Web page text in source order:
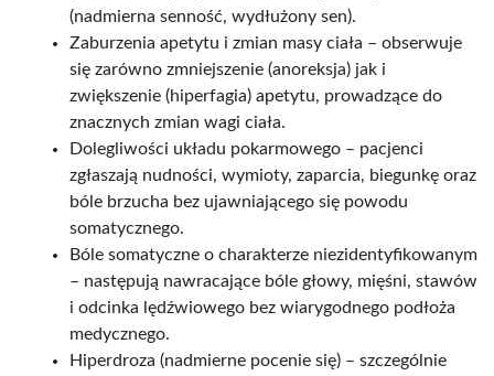
(nadmierna senność, wydłużony sen).​
Zaburzenia apetytu i zmian masy ciała – obserwuje
się zarówno zmniejszenie (anoreksja) jak i
zwiększenie (hiperfagia) apetytu, prowadzące do
znacznych zmian wagi ciała.​
Dolegliwości układu pokarmowego – pacjenci
zgłaszają nudności, wymioty, zaparcia, biegunkę oraz
bóle brzucha bez ujawniającego się powodu
somatycznego.​
Bóle somatyczne o charakterze niezidentyfikowanym
– następują nawracające bóle głowy, mięśni, stawów
i odcinka lędźwiowego bez wiarygodnego podłoża
medycznego.​
Hiperdroza (nadmierne pocenie się) – szczególnie